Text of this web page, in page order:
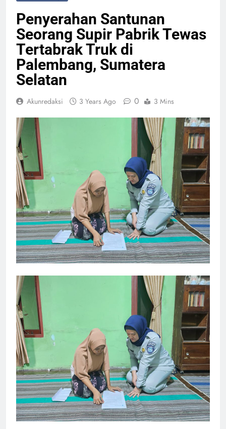
Penyerahan Santunan
Seorang Supir Pabrik Tewas
Tertabrak Truk di
Palembang, Sumatera
Selatan
Akunredaksi 3 Years Ago 0 3 Mins